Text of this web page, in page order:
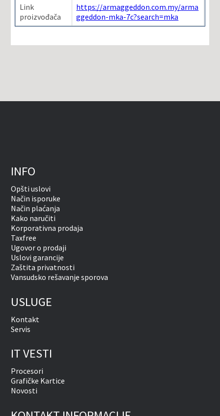
Link
proizvođača
https://armaggeddon.com.my/arma
ggeddon-mka-7c?search=mka
INFO
Opšti uslovi
Način isporuke
Način plaćanja
Kako naručiti
Korporativna prodaja
Taxfree
Ugovor o prodaji
Uslovi garancije
Zaštita privatnosti
Vansudsko rešavanje sporova
USLUGE
Kontakt
Servis
IT VESTI
Procesori
Grafičke Kartice
Novosti